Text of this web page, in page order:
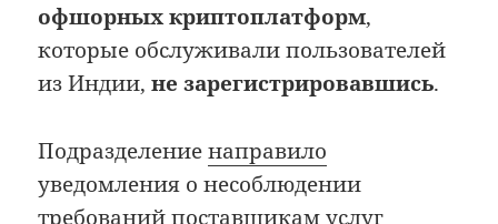
офшорных криптоплатформ,
которые обслуживали пользователей
из Индии,не зарегистрировавшись.
Подразделениенаправило
уведомления о несоблюдении
требований поставщикам услуг